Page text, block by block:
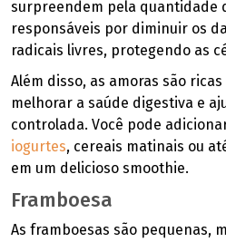
surpreendem pela quantidade
responsáveis por diminuir os
radicais livres, protegendo as
Além disso, as amoras são
melhorar a saúde digestiva e
controlada. Você pode
iogurtes, cereais matinais ou
em um delicioso smoothie.
Framboesa
As framboesas são pequenas,